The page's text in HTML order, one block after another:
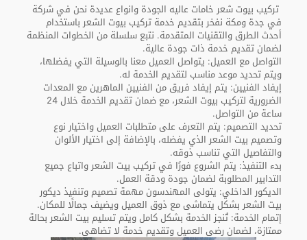
تركيب بيوت شعر خامات عاليه الجودة وانواع عديدة نحن في شركة
في جدة ومكة نفخر بتقديم خدمة تركيب بيوت الشعر باستخدام
أحدث الطرق والتقنيات المتقدمة. نتبع سلسلة من الخطوات المنظمة
لضمان تقديم خدمة ذات جودة عالية.
التواصل مع العميل: يتواصل العميل معنا بالوسيلة التي يفضلها،
ويتم تحديد موعد مناسب لتقديم الخدمة له.
إيفاد الفنيين: يتم إيفاد فريق من الفنيين الماهرين مع المعدات
الضرورية لتركيب بيوت الشعر، مع ضمان تقديم الخدمة خلال 24
ساعة من التواصل.
تحديد التصميم: يتم التعرف على متطلبات العميل واختيار نوع
وتصميم بيت الشعر الذي يفضله، بالإضافة إلى اختيار الألوان
والتفاصيل التي تناسب ذوقه.
بدء التنفيذ: يتم الشروع فورًا في تركيب بيت الشعر واتباع جميع
التدابير المطلوبة لضمان جودة ودقة العمل.
الديكور الداخلي: يتولى المهندسون مهمة تصميم وتنفيذ ديكور
بيت الشعر بشكل يتماشى مع ذوق العميل ويضيف جمالًا للمكان.
إتمام الخدمة: تُنجز الخدمة بشكل كامل ويتم تسليم بيت الشعر بحالة
ممتازة، لضمان رضى العميل وتقديم خدمة لا تضاهى.